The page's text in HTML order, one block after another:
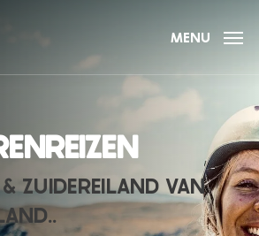
MENU
ZUIDEREILAND VAN